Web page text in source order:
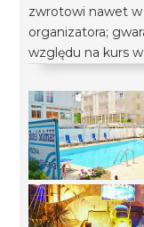
zwrotowi nawet w
organizatora;
względu na kurs